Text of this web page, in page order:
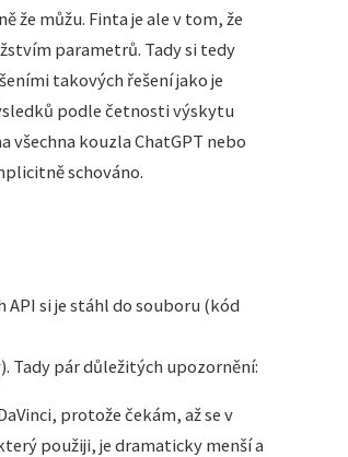
že můžu. Finta je ale v tom, že
parametrů. Tady si tedy
takových řešení jako je
podle četnosti výskytu
všechna kouzla ChatGPT nebo
schováno.
si je stáhl do souboru (kód
). Tady pár důležitých upozornění:
protože čekám, až se v
použiji, je dramaticky menší a